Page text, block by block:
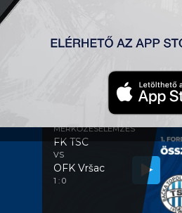
MÉRKŐZÉSELEMZÉS
MÉRKŐZÉSELEMZÉS
FK TSC
VS
OFK Vršac
1 : 0